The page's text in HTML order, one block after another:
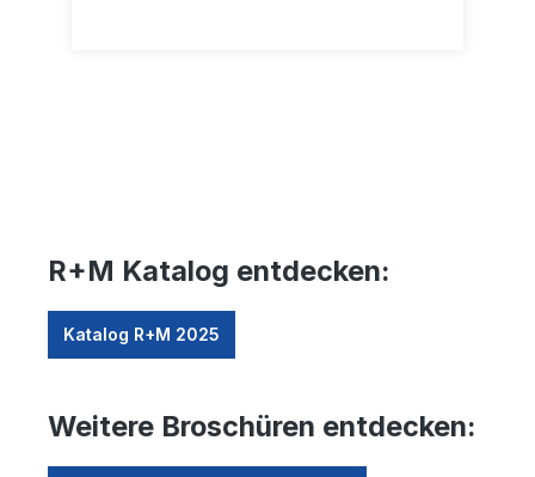
R+M Katalog entdecken:
Katalog R+M 2025
Weitere Broschüren entdecken: